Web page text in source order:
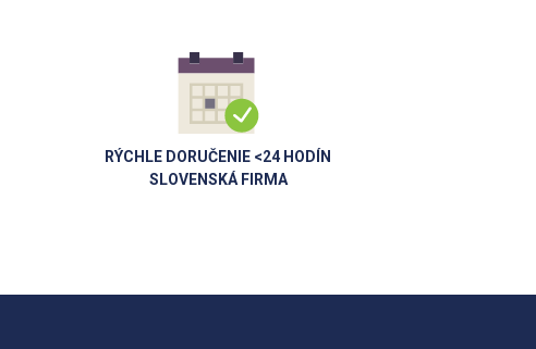
RÝCHLE DORUČENIE <24 HODÍN
SLOVENSKÁ FIRMA